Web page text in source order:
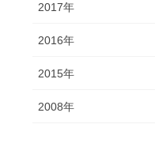
2017年
2016年
2015年
2008年